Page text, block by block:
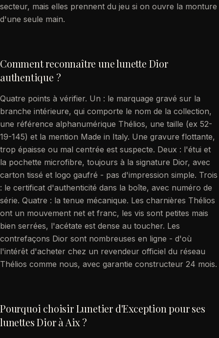
secteur, mais elles prennent du jeu si on ouvre la monture
d'une seule main.
Comment reconnaître une lunette Dior
authentique ?
Quatre points à vérifier. Un : le marquage gravé sur la
branche intérieure, qui comporte le nom de la collection,
une référence alphanumérique Thélios, une taille (ex 52-
19-145) et la mention Made in Italy. Une gravure flottante,
trop épaisse ou mal centrée est suspecte. Deux : l'étui et
la pochette microfibre, toujours à la signature Dior, avec
carton tissé et logo gaufré - pas d'impression simple. Trois
: le certificat d'authenticité dans la boîte, avec numéro de
série. Quatre : la tenue mécanique. Les charnières Thélios
ont un mouvement net et franc, les vis sont petites mais
bien serrées, l'acétate est dense au toucher. Les
contrefaçons Dior sont nombreuses en ligne - d'où
l'intérêt d'acheter chez un revendeur officiel du réseau
Thélios comme nous, avec garantie constructeur 24 mois.
Pourquoi choisir Lunetier d'Exception pour ses
lunettes Dior à Aix ?